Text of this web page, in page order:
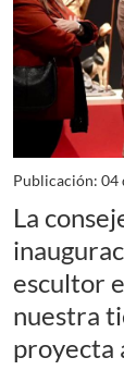
Publicación: 04
La
escultor
nuestra
proyecta